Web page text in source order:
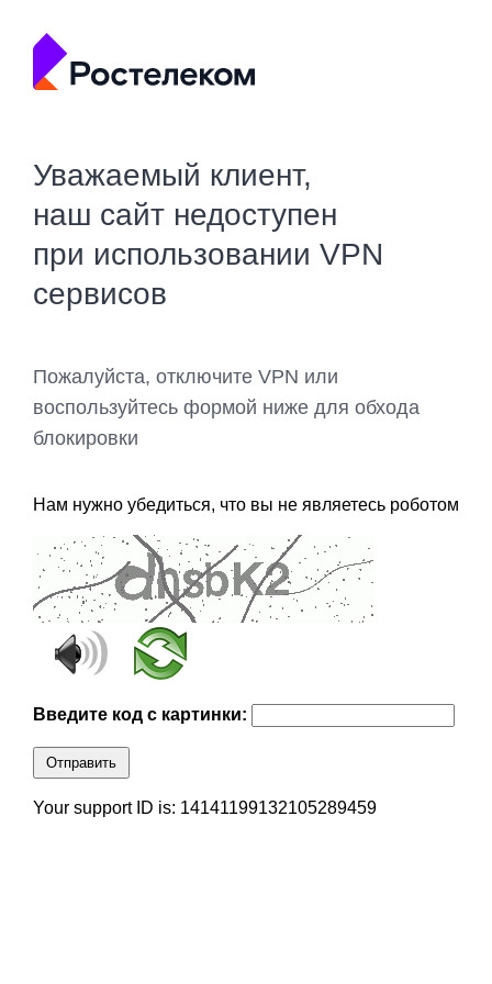
Уважаемый клиент,
наш сайт недоступен
при использовании VPN
сервисов
Пожалуйста, отключите VPN или
воспользуйтесь формой ниже для обхода
блокировки
Нам нужно убедиться, что вы не являетесь роботом
Введите код с картинки:
Отправить
Your support ID is: 14141199132105289459